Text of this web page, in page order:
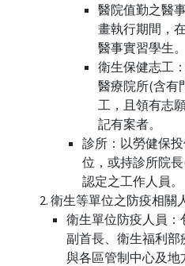
醫院值勤之醫
畫執行期間，
醫事實習學生。
衛生保健志工
醫療院所(含有
工，且領有志
記有案者。
診所：以勞健保
位，或持診所院
認定之工作人員。
衛生等單位之防疫相關
衛生單位防疫人員
副首長、衛生福利
與各區管制中心及地